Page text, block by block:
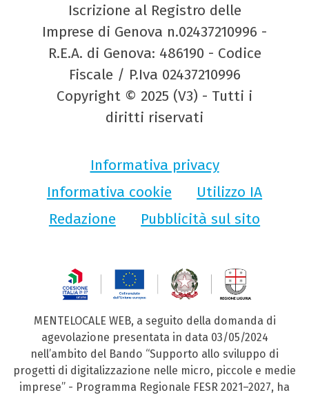
Iscrizione al Registro delle
Imprese di Genova n.02437210996 -
R.E.A. di Genova: 486190 - Codice
Fiscale / P.Iva 02437210996
Copyright © 2025 (V3) - Tutti i
diritti riservati
Informativa privacy
Informativa cookie
Utilizzo IA
Redazione
Pubblicità sul sito
MENTELOCALE WEB, a seguito della domanda di
agevolazione presentata in data 03/05/2024
nell’ambito del Bando “Supporto allo sviluppo di
progetti di digitalizzazione nelle micro, piccole e medie
imprese” - Programma Regionale FESR 2021–2027, ha